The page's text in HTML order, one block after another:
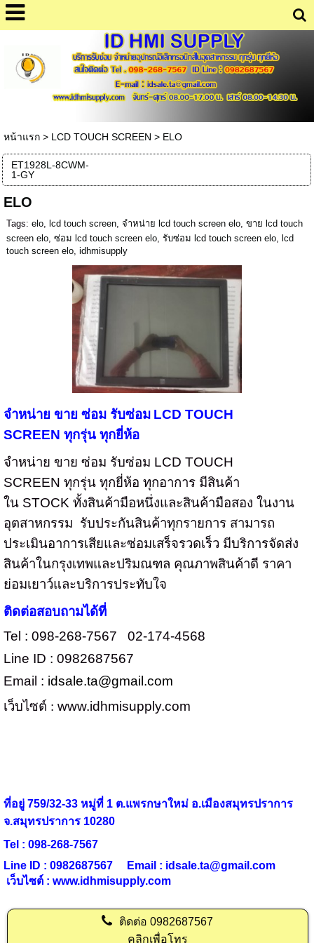
หน้าแรก> LCD TOUCH SCREEN > ELO
ET1928L-8CWM-
1-GY
ELO
Tags: elo, lcd touch screen, จำหน่าย lcd touch screen elo, ขาย lcd touch
screen elo, ซ่อม lcd touch screen elo, รับซ่อม lcd touch screen elo, lcd
touch screen elo, idhmisupply
จำหน่าย ขาย ซ่อม รับซ่อม LCD TOUCH
SCREEN ทุกรุ่น ทุกยี่ห้อ
จำหน่าย ขาย ซ่อม รับซ่อม LCD TOUCH
SCREEN ทุกรุ่น ทุกยี่ห้อ ทุกอาการ มีสินค้า
ในSTOCK ทั้งสินค้ามือหนึ่งและสินค้ามือสอง ในงาน
อุตสาหกรรม รับประกันสินค้าทุกรายการ สามารถ
ประเมินอาการเสียและซ่อมเสร็จรวดเร็ว มีบริการจัดส่ง
สินค้าในกรุงเทพและปริมณฑล คุณภาพสินค้าดี ราคา
ย่อมเยาว์และบริการประทับใจ
ติดต่อสอบถามได้ที่
Tel : 098-268-7567 02-174-4568
Line ID : 0982687567
Email : idsale.ta@gmail.com
เว็บไซต์ : www.idhmisupply.com
ที่อยู่ 759/32-33 หมู่ที่ 1 ต.แพรกษาใหม่ อ.เมืองสมุทรปราการ
จ.สมุทรปราการ 10280
Tel : 098-268-7567
Line ID : 0982687567 Email : idsale.ta@gmail.com
เว็บไซต์ : www.idhmisupply.com
ติดต่อ0982687567
คลิกเพื่อโทร